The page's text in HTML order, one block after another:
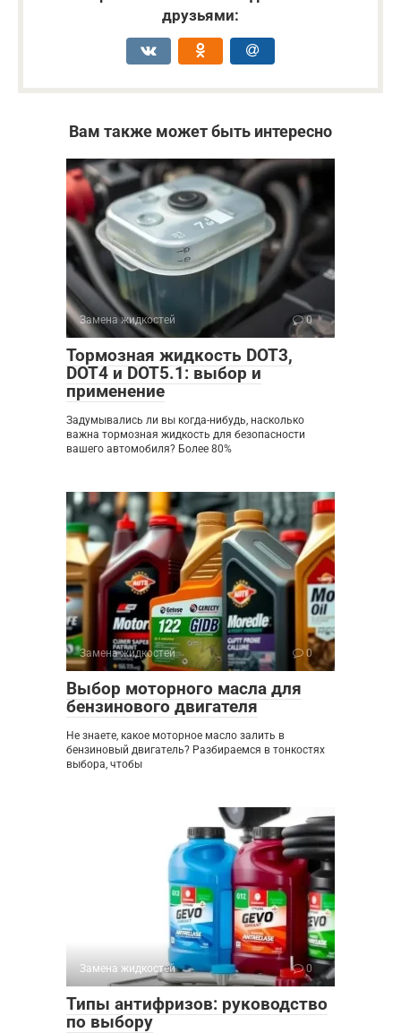
друзьями:
Вам также может быть интересно
Замена жидкостей 0
Тормозная жидкость DOT3,
DOT4 и DOT5.1: выбор и
применение
Задумывались ли вы когда-нибудь, насколько
важна тормозная жидкость для безопасности
вашего автомобиля? Более 80%
Замена жидкостей 0
Выбор моторного масла для
бензинового двигателя
Не знаете, какое моторное масло залить в
бензиновый двигатель? Разбираемся в тонкостях
выбора, чтобы
Замена жидкостей 0
Типы антифризов: руководство
по выбору